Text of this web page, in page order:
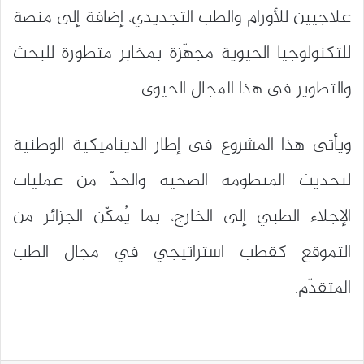
علاجيين للأورام والطب التجديدي، إضافة إلى منصة
للتكنولوجيا الحيوية مجهّزة بمخابر متطورة للبحث
والتطوير في هذا المجال الحيوي.
ويأتي هذا المشروع في إطار الديناميكية الوطنية
لتحديث المنظومة الصحية والحدّ من عمليات
الإجلاء الطبي إلى الخارج، بما يُمكّن الجزائر من
التموقع كقطب استراتيجي في مجال الطب
المتقدّم.